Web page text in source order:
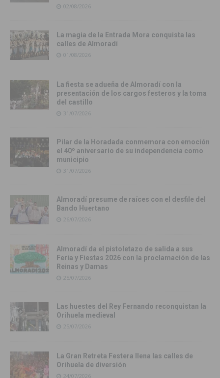
02/08/2026
La magia de la Entrada Mora conquista las
calles de Almoradí
01/08/2026
La fiesta se adueña de Almoradí con la
presentación de los cargos festeros y la toma
del castillo
31/07/2026
Pilar de la Horadada conmemora con emoción
el 40º aniversario de su independencia como
municipio
31/07/2026
Almoradí presume de raíces con el desfile del
Bando Huertano
26/07/2026
Almoradí da el pistoletazo de salida a sus
Feria y Fiestas 2026 con la proclamación de las
Reinas y Damas
25/07/2026
Las huestes del Rey Fernando reconquistan la
Orihuela medieval
25/07/2026
La Gran Retreta Festera llena las calles de
Orihuela de diversión
24/07/2026